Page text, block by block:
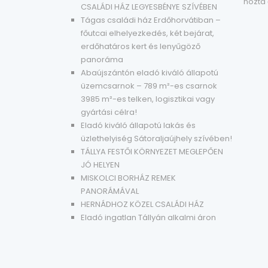
CSALÁDI HÁZ LEGYESBÉNYE SZÍVÉBEN
Tágas családi ház Erdőhorvátiban –
főutcai elhelyezkedés, két bejárat,
erdőhatáros kert és lenyűgöző
panoráma
Abaújszántón eladó kiváló állapotú
üzemcsarnok – 789 m²-es csarnok
3985 m²-es telken, logisztikai vagy
gyártási célra!
Eladó kiváló állapotú lakás és
üzlethelyiség Sátoraljaújhely szívében!
TÁLLYA FESTŐI KÖRNYEZET MEGLEPŐEN
JÓ HELYEN
MISKOLCI BORHÁZ REMEK
PANORÁMÁVAL
HERNÁDHOZ KÖZEL CSALÁDI HÁZ
Eladó ingatlan Tállyán alkalmi áron